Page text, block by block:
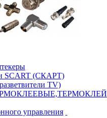
SCART (СКАРТ)
TV)
управления